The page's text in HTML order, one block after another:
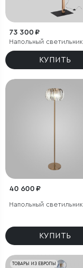
73 300 ₽
Напольный светильник
КУПИТЬ
40 600 ₽
Напольный светильник
КУПИТЬ
ТОВАРЫ ИЗ ЕВРОПЫ